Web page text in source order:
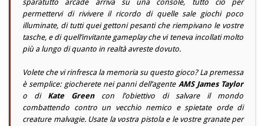
sparatutto arcade arriva su una console, tutto ciò per
permettervi di rivivere il ricordo di quelle sale giochi poco
illuminate, di tutti quei gettoni pesanti che riempivano le vostre
tasche, e di quell’invitante gameplay che vi teneva incollati molto
più a lungo di quanto in realtà avreste dovuto.
Volete che vi rinfresca la memoria su questo gioco? La premessa
è semplice: giocherete nei panni dell’agente AMS James Taylor
o di Kate Greencon l’obiettivo di salvare il mondo
combattendo contro un vecchio nemico e spietate orde di
creature malvagie. Usate la vostra pistola e le vostre granate per